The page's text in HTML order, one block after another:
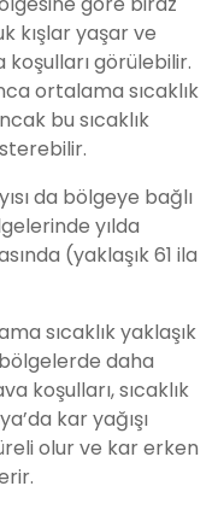
kışlar yaşar ve
koşulları görülebilir.
ortalama sıcaklık
bu sıcaklık
da bölgeye bağlı
yılda
(yaklaşık 61 ila
sıcaklık yaklaşık
daha
koşulları, sıcaklık
kar yağışı
olur ve kar erken